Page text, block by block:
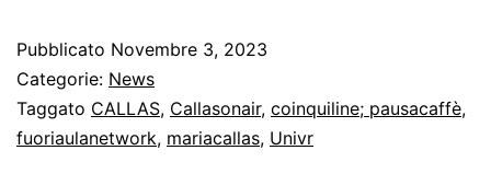
Pubblicato Novembre 3, 2023
Categorie: News
Taggato CALLAS, Callasonair, coinquiline; pausacaffè,
fuoriaulanetwork, mariacallas, Univr